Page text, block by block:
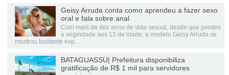
Geisy Arruda conta como aprendeu a fazer sexo
oral e fala sobre anal
Com mais de dez anos de vida sexual, desde que perdeu
a virgindade aos 13 de idade, a modelo Geisy Arruda se
mostrou bastante exp...
BATAGUASSU| Prefeitura disponibiliza
gratificação de R$ 1 mil para servidores